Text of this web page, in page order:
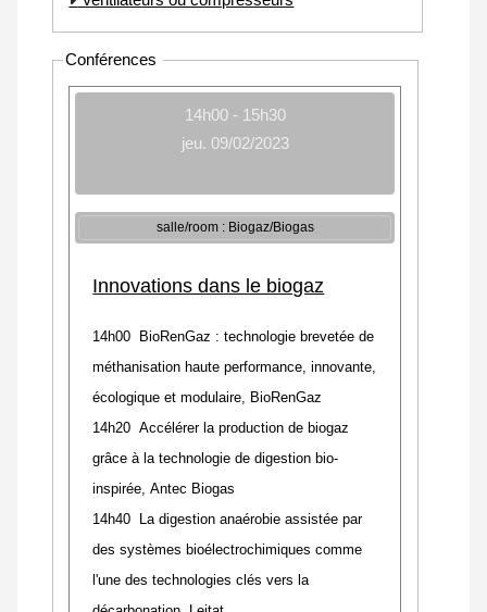
Conférences
14h00 - 15h30
jeu. 09/02/2023
salle/room : Biogaz/Biogas
Innovations dans le biogaz
14h00 BioRenGaz : technologie brevetée de
méthanisation haute performance, innovante,
écologique et modulaire, BioRenGaz
14h20 Accélérer la production de biogaz
grâce à la technologie de digestion bio-
inspirée, Antec Biogas
14h40 La digestion anaérobie assistée par
des systèmes bioélectrochimiques comme
l'une des technologies clés vers la